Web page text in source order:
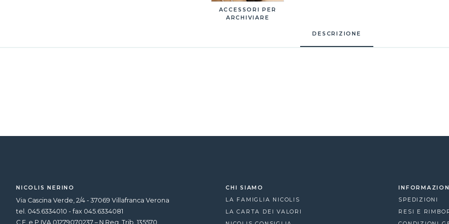
ACCESSORI PER
ARCHIVIARE
DESCRIZIONE
NICOLIS NERINO
Via Cascina Verde, 2/4 - 37069 Villafranca Verona
tel. 045.6334010 - fax 045.6334081
C.F. e P.IVA 01279070237 – N.Reg. Trib. 135570
CHI SIAMO
LA FAMIGLIA NICOLIS
LA CARTA DEI VALORI
SPEDIZIONI
RESI E